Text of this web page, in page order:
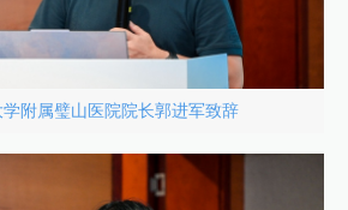
附属璧山医院院长郭进军致辞